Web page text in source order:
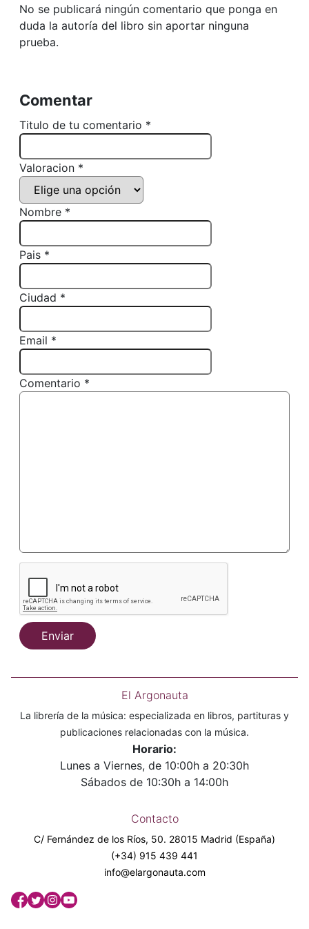
No se publicará ningún comentario que ponga en
duda la autoría del libro sin aportar ninguna
prueba.
Comentar
Titulo de tu comentario *
Valoracion *
Nombre *
Pais *
Ciudad *
Email *
Comentario *
Enviar
El Argonauta
La librería de la música: especializada en libros, partituras y
publicaciones relacionadas con la música.
Horario:
Lunes a Viernes, de 10:00h a 20:30h
Sábados de 10:30h a 14:00h
Contacto
C/ Fernández de los Ríos, 50. 28015 Madrid (España)
(+34) 915 439 441
info@elargonauta.com